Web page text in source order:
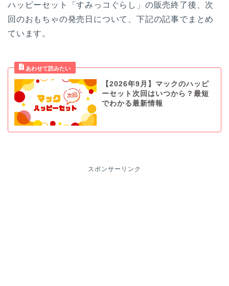
ハッピーセット「すみっコぐらし」の販売終了後、次
回のおもちゃの発売日について、下記の記事でまとめ
ています。
【2026年9月】マックのハッピ
ーセット次回はいつから？最短
でわかる最新情報
スポンサーリンク